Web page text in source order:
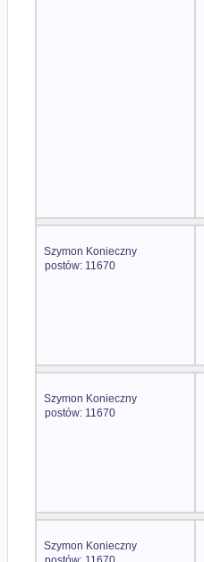
Szymon Konieczny
postów: 11670
Szymon Konieczny
postów: 11670
Szymon Konieczny